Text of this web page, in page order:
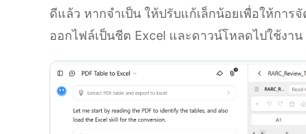
ดีแล้ว หากจำเป็น ให้ปรับแก้เล็กน้อยเพื่อให้กา
ออกไฟล์เป็นชีต Excel และดาวน์โหลดไปใช้งาน